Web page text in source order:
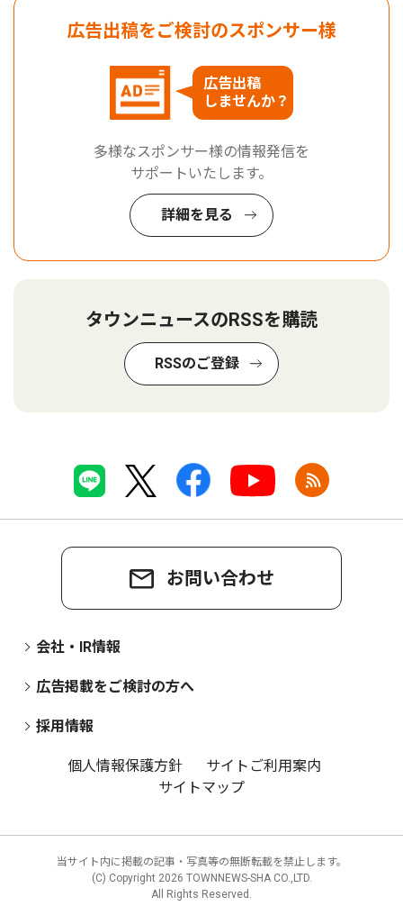
広告出稿をご検討のスポンサー様
広告出稿
しませんか？
多様なスポンサー様の情報発信を
サポートいたします。
詳細を見る
タウンニュースのRSSを購読
RSSのご登録
お問い合わせ
会社・IR情報
広告掲載をご検討の方へ
採用情報
個人情報保護方針
サイトご利用案内
サイトマップ
当サイト内に掲載の記事・写真等の無断転載を禁止します。
(C) Copyright 2026 TOWNNEWS-SHA CO.,LTD.
All Rights Reserved.